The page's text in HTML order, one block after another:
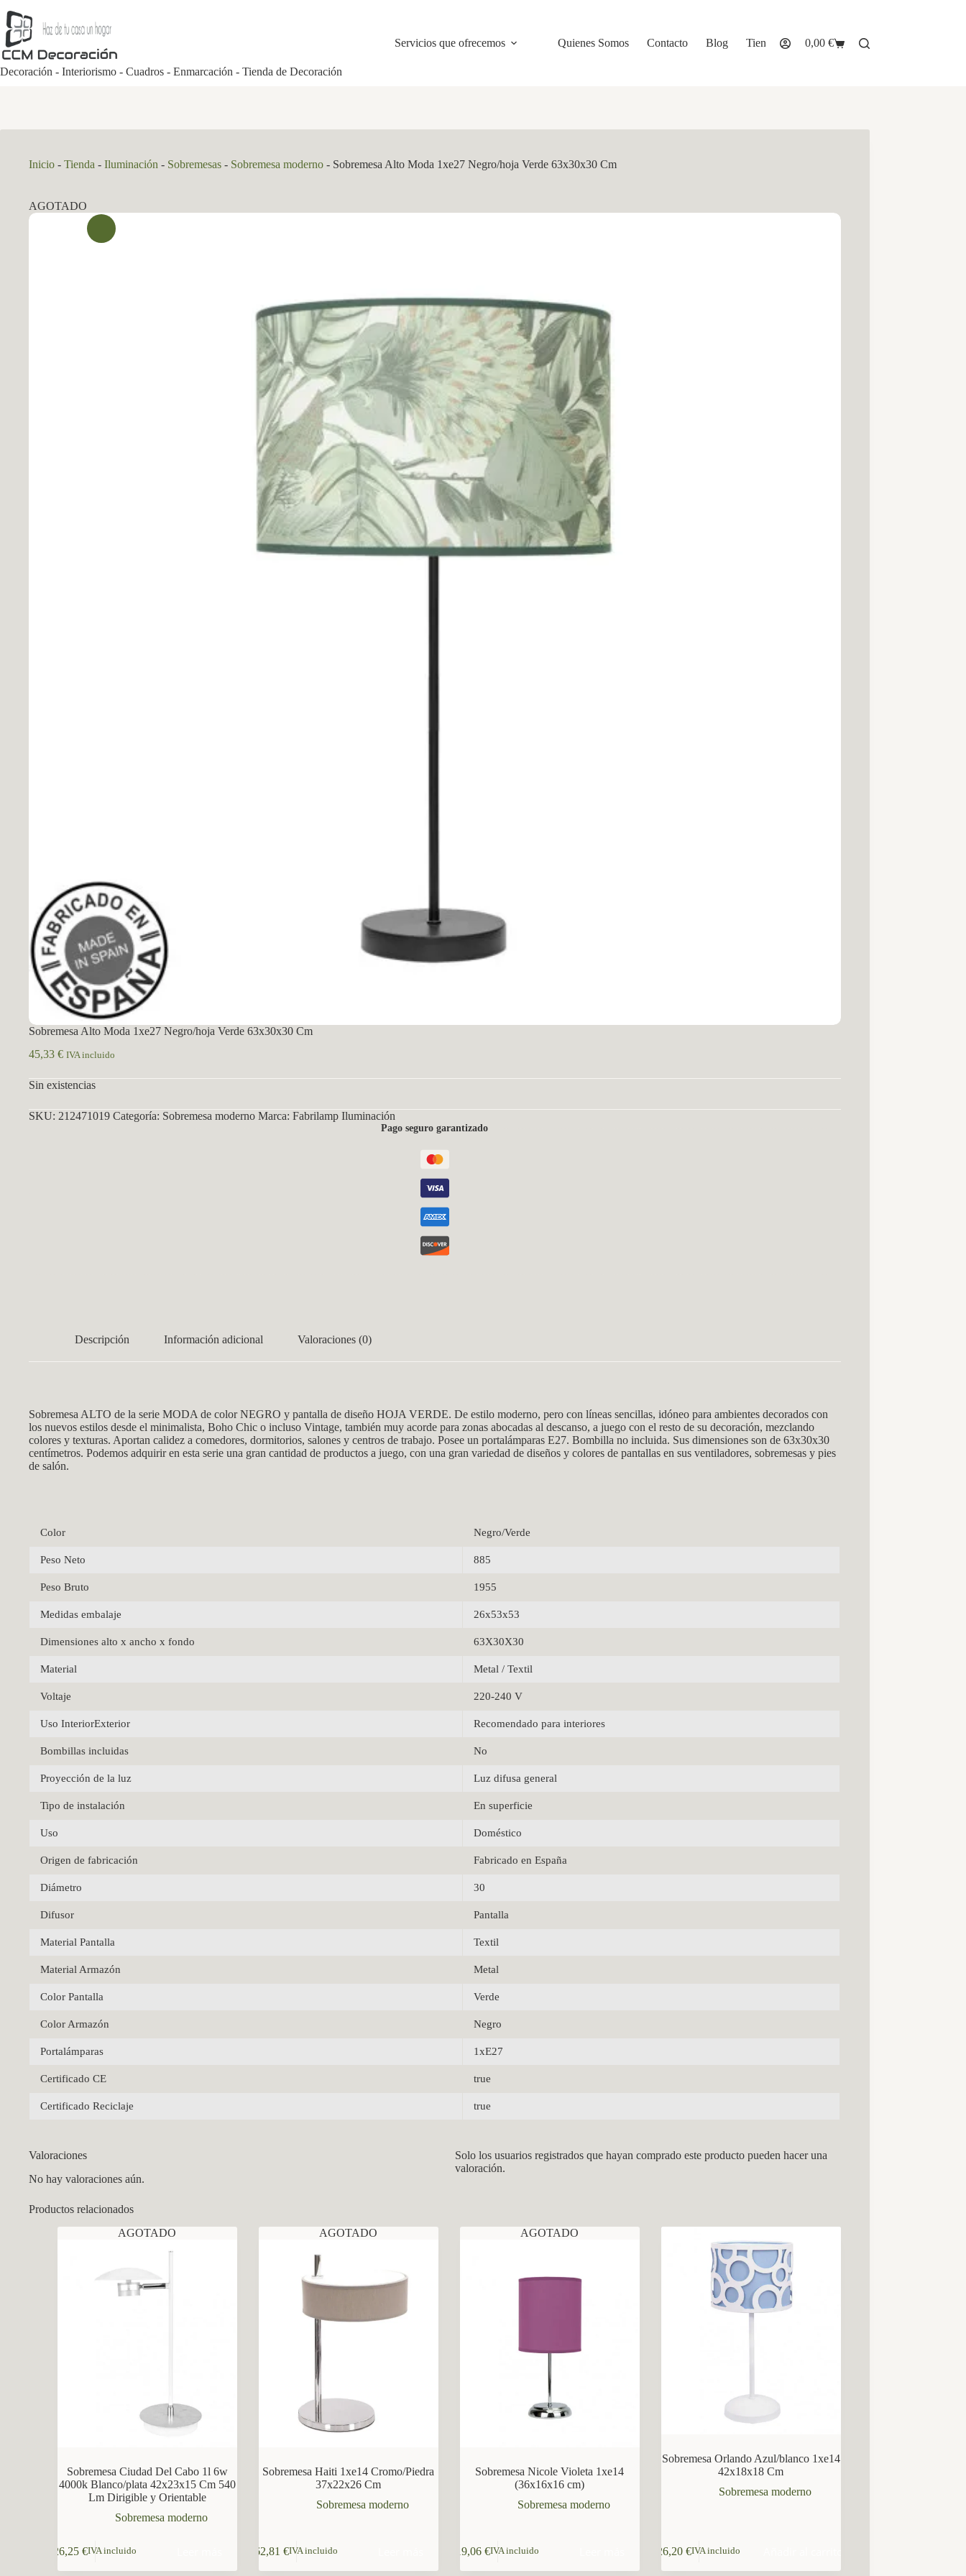
al
contenido
Decoración - Interiorismo - Cuadros - Enmarcación - Tienda de Decoración
Servicios que ofrecemos Quienes Somos Contacto Blog Tienda
Carro
0,00 €
Inicio - Tienda - Iluminación - Sobremesas - Sobremesa moderno - Sobremesa Alto Moda 1xe27 Negro/hoja Verde 63x30x30 Cm
AGOTADO
Sobremesa Alto Moda 1xe27 Negro/hoja Verde 63x30x30 Cm
45,33 € IVA incluido
Sin existencias
SKU: 212471019 Categoría: Sobremesa moderno Marca: Fabrilamp Iluminación
Pago seguro garantizado
Descripción Información adicional Valoraciones (0)
Sobremesa ALTO de la serie MODA de color NEGRO y pantalla de diseño HOJA VERDE. De estilo moderno, pero con líneas sencillas, idóneo para ambientes decorados con
los nuevos estilos desde el minimalista, Boho Chic o incluso Vintage, también muy acorde para zonas abocadas al descanso, a juego con el resto de su decoración, mezclando
colores y texturas. Aportan calidez a comedores, dormitorios, salones y centros de trabajo. Posee un portalámparas E27. Bombilla no incluida. Sus dimensiones son de 63x30x30
centímetros. Podemos adquirir en esta serie una gran cantidad de productos a juego, con una gran variedad de diseños y colores de pantallas en sus ventiladores, sobremesas y pies
de salón.
Color Negro/Verde
Peso Neto 885
Peso Bruto 1955
Medidas embalaje 26x53x53
Dimensiones alto x ancho x fondo 63X30X30
Material Metal / Textil
Voltaje 220-240 V
Uso InteriorExterior Recomendado para interiores
Bombillas incluidas No
Proyección de la luz Luz difusa general
Tipo de instalación En superficie
Uso Doméstico
Origen de fabricación Fabricado en España
Diámetro 30
Difusor Pantalla
Material Pantalla Textil
Material Armazón Metal
Color Pantalla Verde
Color Armazón Negro
Portalámparas 1xE27
Certificado CE true
Certificado Reciclaje true
Valoraciones
No hay valoraciones aún.
Solo los usuarios registrados que hayan comprado este producto pueden hacer una
valoración.
Productos relacionados
AGOTADO
Sobremesa Ciudad Del Cabo 1l 6w
4000k Blanco/plata 42x23x15 Cm 540
Lm Dirigible y Orientable
Sobremesa moderno
26,25€IVA incluido
AGOTADO
Sobremesa Haiti 1xe14 Cromo/Piedra
37x22x26 Cm
Sobremesa moderno
62,81€IVA incluido
AGOTADO
Sobremesa Nicole Violeta 1xe14
(36x16x16 cm)
Sobremesa moderno
19,06€IVA incluido
Sobremesa Orlando Azul/blanco 1xe14
42x18x18 Cm
Sobremesa moderno
26,20€IVA incluido